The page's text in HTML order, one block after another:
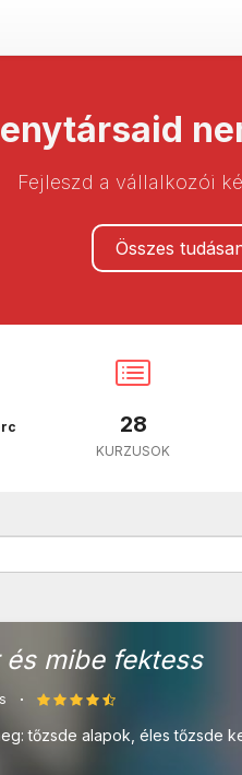
Fejleszd a vállalkozói
Összes
28
KURZUSOK
mibe fektess
tőzsde alapok, éles tőzsde